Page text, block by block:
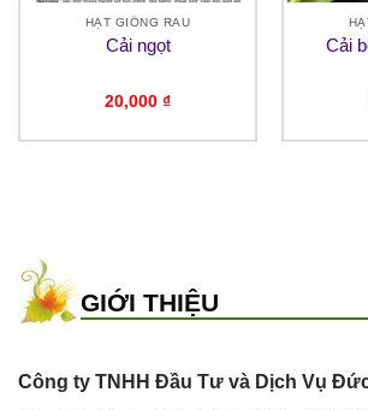
HẠT GIỐNG RAU
Cải ngọt
20,000 ₫
Cải
GIỚI THIỆU
Công ty TNHH Đầu Tư và Dịch Vụ